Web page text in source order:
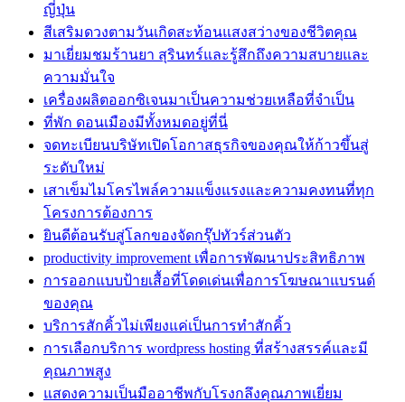
ญี่ปุ่น
สีเสริมดวงตามวันเกิดสะท้อนแสงสว่างของชีวิตคุณ
มาเยี่ยมชมร้านยา สุรินทร์และรู้สึกถึงความสบายและ
ความมั่นใจ
เครื่องผลิตออกซิเจนมาเป็นความช่วยเหลือที่จำเป็น
ที่พัก ดอนเมืองมีทั้งหมดอยู่ที่นี่
จดทะเบียนบริษัทเปิดโอกาสธุรกิจของคุณให้ก้าวขึ้นสู่
ระดับใหม่
เสาเข็มไมโครไพล์ความแข็งแรงและความคงทนที่ทุก
โครงการต้องการ
ยินดีต้อนรับสู่โลกของจัดกรุ๊ปทัวร์ส่วนตัว
productivity improvement เพื่อการพัฒนาประสิทธิภาพ
การออกแบบป้ายเสื้อที่โดดเด่นเพื่อการโฆษณาแบรนด์
ของคุณ
บริการสักคิ้วไม่เพียงแค่เป็นการทำสักคิ้ว
การเลือกบริการ wordpress hosting ที่สร้างสรรค์และมี
คุณภาพสูง
แสดงความเป็นมืออาชีพกับโรงกลึงคุณภาพเยี่ยม